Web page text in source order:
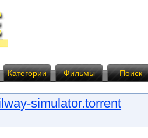
Категории Фильмы Поиск
simulator.torrent